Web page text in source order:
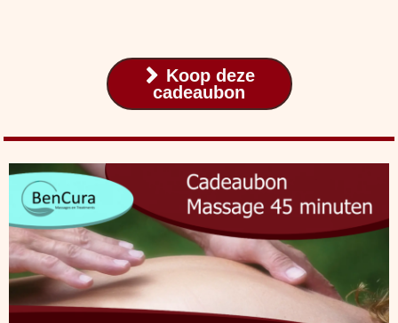
 Koop deze
cadeaubon